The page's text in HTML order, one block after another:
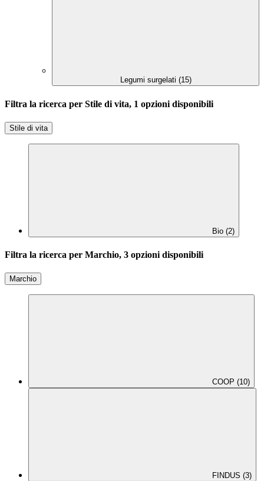
Legumi surgelati (15)
Filtra la ricerca per Stile di vita, 1 opzioni disponibili
Stile di vita
Bio (2)
Filtra la ricerca per Marchio, 3 opzioni disponibili
Marchio
COOP (10)
FINDUS (3)